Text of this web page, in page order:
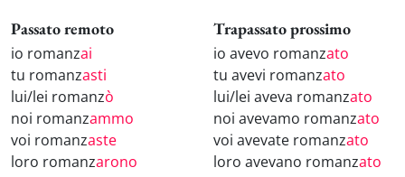
Passato remoto
io romanzai
tu romanzasti
lui/lei romanzò
noi romanzammo
voi romanzaste
loro romanzarono
Trapassato prossimo
io avevo romanzato
tu avevi romanzato
lui/lei aveva romanzato
noi avevamo romanzato
voi avevate romanzato
loro avevano romanzato